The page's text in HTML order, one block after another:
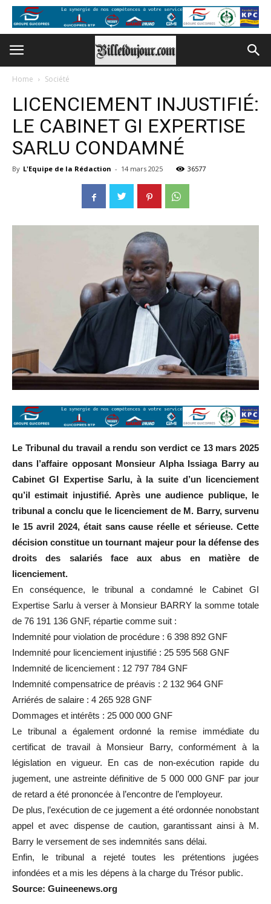
Home Société
LICENCIEMENT INJUSTIFIÉ:
LE CABINET GI EXPERTISE
SARLU CONDAMNÉ
By L'Equipe de la Rédaction - 14 mars 2025 36577
Le Tribunal du travail a rendu son verdict ce 13 mars 2025
dans l’affaire opposant Monsieur Alpha Issiaga Barry au
Cabinet GI Expertise Sarlu, à la suite d’un licenciement
qu’il estimait injustifié. Après une audience publique, le
tribunal a conclu que le licenciement de M. Barry, survenu
le 15 avril 2024, était sans cause réelle et sérieuse. Cette
décision constitue un tournant majeur pour la défense des
droits des salariés face aux abus en matière de
licenciement.
En conséquence, le tribunal a condamné le Cabinet GI
Expertise Sarlu à verser à Monsieur BARRY la somme totale
de 76 191 136 GNF, répartie comme suit :
Indemnité pour violation de procédure : 6 398 892 GNF
Indemnité pour licenciement injustifié : 25 595 568 GNF
Indemnité de licenciement : 12 797 784 GNF
Indemnité compensatrice de préavis : 2 132 964 GNF
Arriérés de salaire : 4 265 928 GNF
Dommages et intérêts : 25 000 000 GNF
Le tribunal a également ordonné la remise immédiate du
certificat de travail à Monsieur Barry, conformément à la
législation en vigueur. En cas de non-exécution rapide du
jugement, une astreinte définitive de 5 000 000 GNF par jour
de retard a été prononcée à l’encontre de l’employeur.
De plus, l’exécution de ce jugement a été ordonnée nonobstant
appel et avec dispense de caution, garantissant ainsi à M.
Barry le versement de ses indemnités sans délai.
Enfin, le tribunal a rejeté toutes les prétentions jugées
infondées et a mis les dépens à la charge du Trésor public.
Source: Guineenews.org